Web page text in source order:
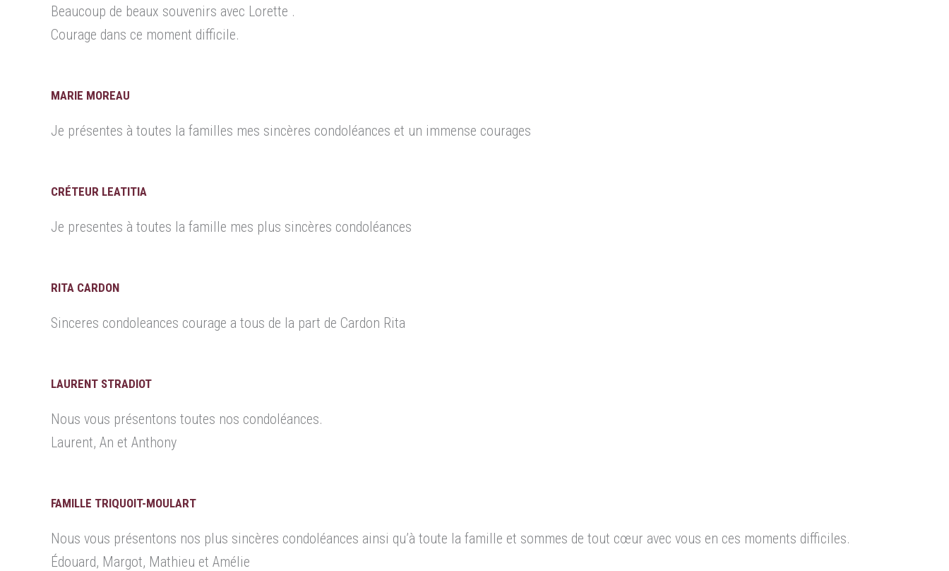
Beaucoup de beaux souvenirs avec Lorette .
Courage dans ce moment difficile.
MARIE MOREAU
Je présentes à toutes la familles mes sincères condoléances et un immense courages
CRÉTEUR LEATITIA
Je presentes à toutes la famille mes plus sincères condoléances
RITA CARDON
Sinceres condoleances courage a tous de la part de Cardon Rita
LAURENT STRADIOT
Nous vous présentons toutes nos condoléances.
Laurent, An et Anthony
FAMILLE TRIQUOIT-MOULART
Nous vous présentons nos plus sincères condoléances ainsi qu’à toute la famille et sommes de tout cœur avec vous en ces moments difficiles.
Édouard, Margot, Mathieu et Amélie